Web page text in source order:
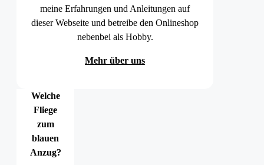
meine Erfahrungen und Anleitungen auf
dieser Webseite und betreibe den Onlineshop
nebenbei als Hobby.
Mehr über uns
Welche
Fliege
zum
blauen
Anzug?